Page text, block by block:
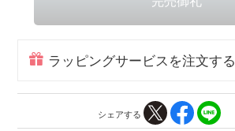
ラッピングサービスを注文する
シェアする